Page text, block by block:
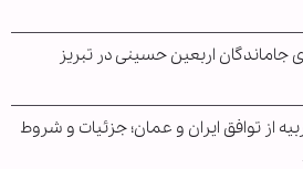
جاماندگان اربعین حسینی در تبریز
از توافق ایران و عمان؛ جزئیات و شروط